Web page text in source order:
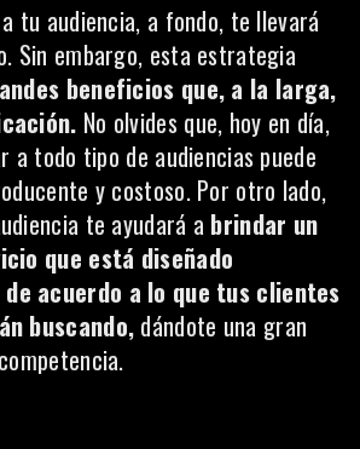
tu audiencia, a fondo, te llevará
Sin embargo, esta estrategia
beneficios que, a la larga,
No olvides que, hoy en día,
a todo tipo de audiencias puede
y costoso. Por otro lado,
te ayudará a brindar un
que está diseñado
acuerdo a lo que tus clientes
buscando, dándote una gran